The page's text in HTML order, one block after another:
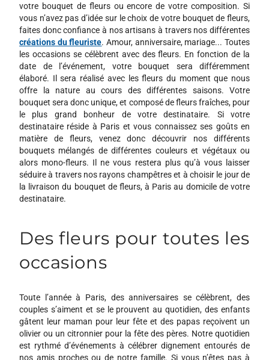
votre bouquet de fleurs ou encore de votre composition. Si
vous n’avez pas d’idée sur le choix de votre bouquet de fleurs,
faites donc confiance à nos artisans à travers nos différentes
créations du fleuriste. Amour, anniversaire, mariage... Toutes
les occasions se célèbrent avec des fleurs. En fonction de la
date de l’événement, votre bouquet sera différemment
élaboré. Il sera réalisé avec les fleurs du moment que nous
offre la nature au cours des différentes saisons. Votre
bouquet sera donc unique, et composé de fleurs fraîches, pour
le plus grand bonheur de votre destinataire. Si votre
destinataire réside à Paris et vous connaissez ses goûts en
matière de fleurs, venez donc découvrir nos différents
bouquets mélangés de différentes couleurs et végétaux ou
alors mono-fleurs. Il ne vous restera plus qu’à vous laisser
séduire à travers nos rayons champêtres et à choisir le jour de
la livraison du bouquet de fleurs, à Paris au domicile de votre
destinataire.
Des fleurs pour toutes les
occasions
Toute l’année à Paris, des anniversaires se célèbrent, des
couples s’aiment et se le prouvent au quotidien, des enfants
gâtent leur maman pour leur fête et des papas reçoivent un
olivier ou un citronnier pour la fête des pères. Notre quotidien
est rythmé d’événements à célébrer dignement entourés de
nos amis proches ou de notre famille. Si vous n’êtes pas à